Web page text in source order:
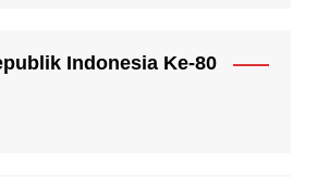
Indonesia Ke-80